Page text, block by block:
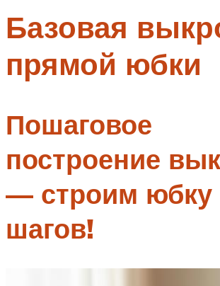
Аксессуары
Меню
Базовая
прямой юбки
Пошаговое
построение
— строим юбку
шагов!